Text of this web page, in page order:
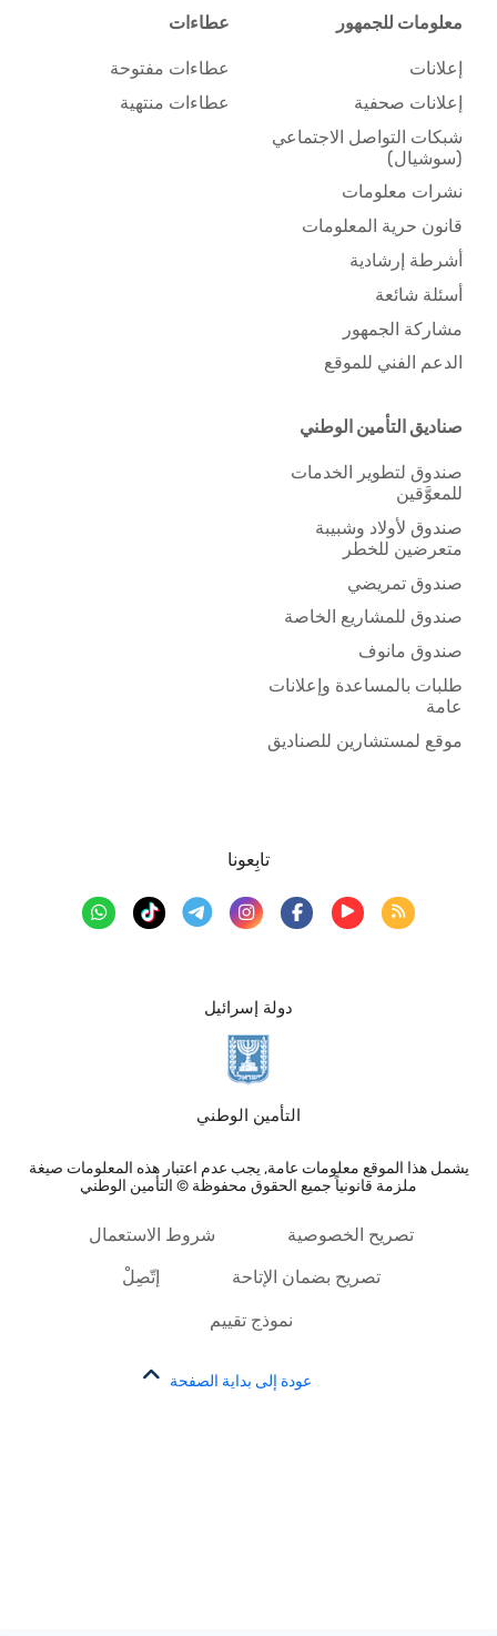
معلومات للجمهور
إعلانات
إعلانات صحفية
شبكات التواصل الاجتماعي
(سوشيال)
نشرات معلومات
قانون حرية المعلومات
أشرطة إرشادية
أسئلة شائعة
مشاركة الجمهور
الدعم الفني للموقع
عطاءات
عطاءات مفتوحة
عطاءات منتهية
صناديق التأمين الوطني
صندوق لتطوير الخدمات
للمعوَّقين
صندوق لأولاد وشبيبة
متعرضين للخطر
صندوق تمريضي
صندوق للمشاريع الخاصة
صندوق مانوف
طلبات بالمساعدة وإعلانات
عامة
موقع لمستشارين للصناديق
دولة إسرائيل
التأمين الوطني
يشمل هذا الموقع معلومات عامة, يجب عدم اعتبار هذه المعلومات صيغة
ملزمة قانونياً جميع الحقوق محفوظة © التأمين الوطني
تابِعونا
تصريح الخصوصية شروط الاستعمال
تصريح بضمان الإتاحة إتّصِلْ
نموذج تقييم
عودة إلى بداية الصفحة